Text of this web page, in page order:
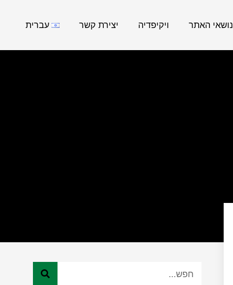
נושאי האתר ויקיפדיה יצירת קשר עברית